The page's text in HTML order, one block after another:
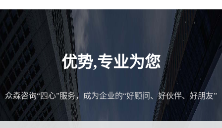
优势,专业为您
众森咨询“四心”服务，成为企业的“好顾问、好伙伴、好朋友”